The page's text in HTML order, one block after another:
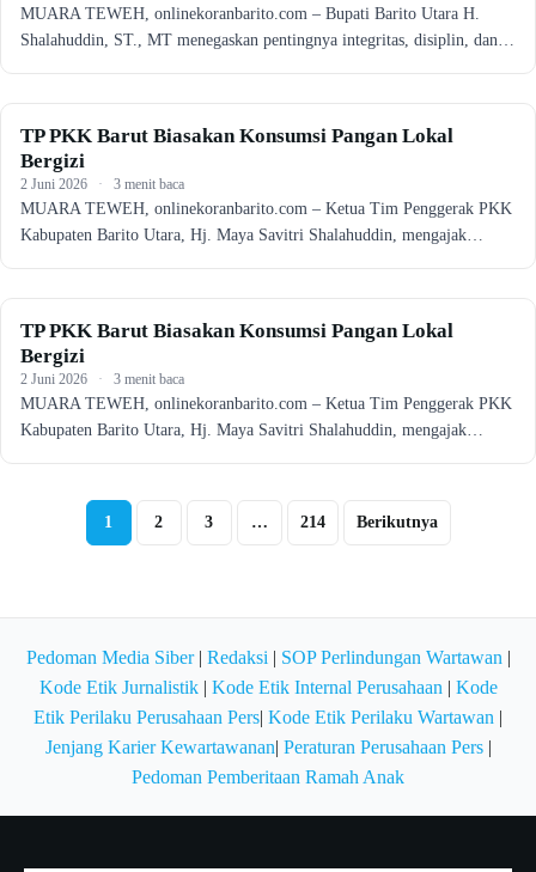
MUARA TEWEH, onlinekoranbarito.com – Bupati Barito Utara H.
Shalahuddin, ST., MT menegaskan pentingnya integritas, disiplin, dan…
KALTENG
TP PKK Barut Biasakan Konsumsi Pangan Lokal
Bergizi
2 Juni 2026 · 3 menit baca
MUARA TEWEH, onlinekoranbarito.com – Ketua Tim Penggerak PKK
Kabupaten Barito Utara, Hj. Maya Savitri Shalahuddin, mengajak…
KALTENG
TP PKK Barut Biasakan Konsumsi Pangan Lokal
Bergizi
2 Juni 2026 · 3 menit baca
MUARA TEWEH, onlinekoranbarito.com – Ketua Tim Penggerak PKK
Kabupaten Barito Utara, Hj. Maya Savitri Shalahuddin, mengajak…
Paginasi
pos
1 2 3 … 214 Berikutnya
Pedoman Media Siber| Redaksi| SOP Perlindungan Wartawan|
Kode Etik Jurnalistik| Kode Etik Internal Perusahaan| Kode
Etik Perilaku Perusahaan Pers Kode Etik Perilaku Wartawan
Jenjang Karier Kewartawanan| Peraturan Perusahaan Pers|
Pedoman Pemberitaan Ramah Anak